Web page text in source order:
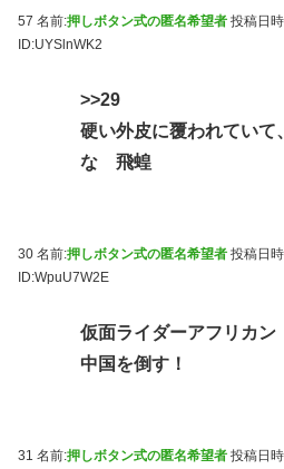
57 名前:押しボタン式の匿名希望者 投稿日
ID:UYSlnWK2
>>29
硬い外皮に覆われていて
な 飛蝗
30 名前:押しボタン式の匿名希望者 投稿日
ID:WpuU7W2E
仮面ライダーアフリカン
中国を倒す！
31 名前:押しボタン式の匿名希望者 投稿日